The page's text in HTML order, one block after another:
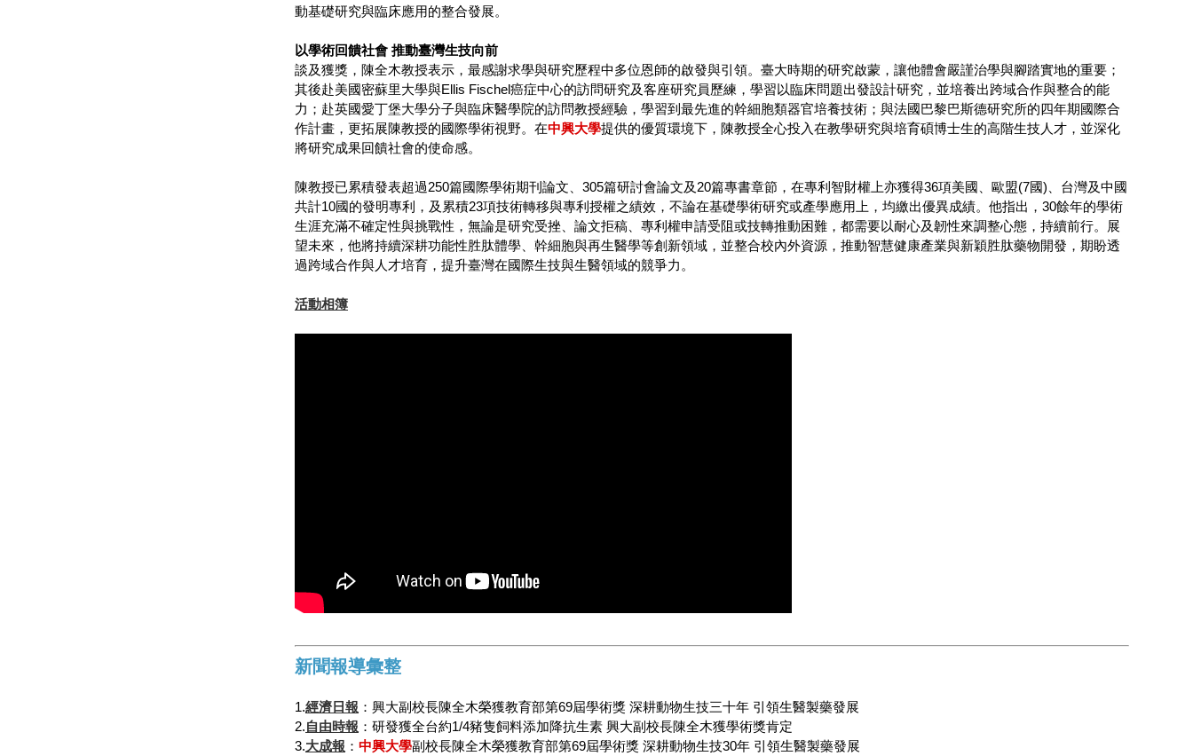
動基礎研究與臨床應用的整合發展。
以學術回饋社會 推動臺灣生技向前
談及獲獎，陳全木教授表示，最感謝求學與研究歷程中多位恩師的啟發與引領。臺大時期的研究啟蒙，讓他體會嚴謹治學與腳踏實地的重要；
其後赴美國密蘇里大學與Ellis Fischel癌症中心的訪問研究及客座研究員歷練，學習以臨床問題出發設計研究，並培養出跨域合作與整合的能
力；赴英國愛丁堡大學分子與臨床醫學院的訪問教授經驗，學習到最先進的幹細胞類器官培養技術；與法國巴黎巴斯德研究所的四年期國際合
作計畫，更拓展陳教授的國際學術視野。在中興大學提供的優質環境下，陳教授全心投入在教學研究與培育碩博士生的高階生技人才，並深化
將研究成果回饋社會的使命感。
陳教授已累積發表超過250篇國際學術期刊論文、305篇研討會論文及20篇專書章節，在專利智財權上亦獲得36項美國、歐盟(7國)、台灣及中國
共計10國的發明專利，及累積23項技術轉移與專利授權之績效，不論在基礎學術研究或產學應用上，均繳出優異成績。他指出，30餘年的學術
生涯充滿不確定性與挑戰性，無論是研究受挫、論文拒稿、專利權申請受阻或技轉推動困難，都需要以耐心及韌性來調整心態，持續前行。展
望未來，他將持續深耕功能性胜肽體學、幹細胞與再生醫學等創新領域，並整合校內外資源，推動智慧健康產業與新穎胜肽藥物開發，期盼透
過跨域合作與人才培育，提升臺灣在國際生技與生醫領域的競爭力。
活動相簿
新聞報導彙整
1.經濟日報 ：興大副校長陳全木榮獲教育部第69屆學術獎 深耕動物生技三十年 引領生醫製藥發展
2.自由時報 ：研發獲全台約1/4豬隻飼料添加降抗生素 興大副校長陳全木獲學術獎肯定
3.大成報 ： 中興大學副校長陳全木榮獲教育部第69屆學術獎 深耕動物生技30年 引領生醫製藥發展